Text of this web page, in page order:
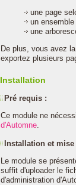
une page
un
une
De plus, vous avez
exportez plusieurs
Installation
Pré requis :
Ce module ne
d'Automne.
Installation et
Le module se
suffit d'uploader le
d'administration